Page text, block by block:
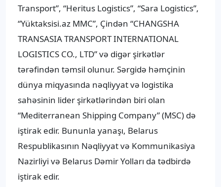
Transport”, “Heritus Logistics”, “Sara Logistics”,
“Yüktaksisi.az MMC”, Çindən “CHANGSHA
TRANSASIA TRANSPORT INTERNATIONAL
LOGISTICS CO., LTD” və digər şirkətlər
tərəfindən təmsil olunur. Sərgidə həmçinin
dünya miqyasında nəqliyyat və logistika
sahəsinin lider şirkətlərindən biri olan
“Mediterranean Shipping Company” (MSC) də
iştirak edir. Bununla yanaşı, Belarus
Respublikasının Nəqliyyat və Kommunikasiya
Nazirliyi və Belarus Dəmir Yolları da tədbirdə
iştirak edir.